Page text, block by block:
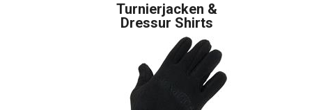
Turnierjacken &
Dressur Shirts